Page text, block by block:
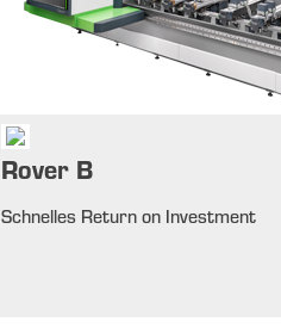
Rover B
Schnelles Return on Investment